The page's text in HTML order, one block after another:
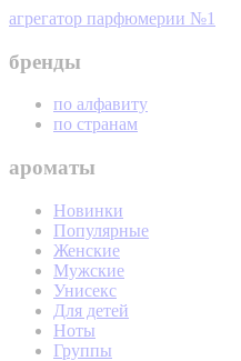
агрегатор парфюмерии №1
бренды
по алфавиту
по странам
ароматы
Новинки
Популярные
Женские
Мужские
Унисекс
Для детей
Ноты
Группы